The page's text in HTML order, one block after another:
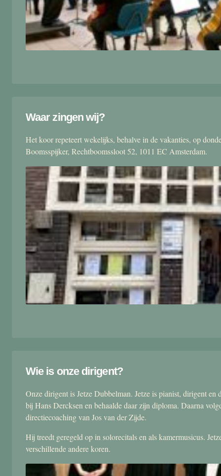
Waar zingen wij?
Het koor repeteert wekelijks, behalve in de vakanties, op
Boomsspijker, Rechtboomssloot 52, 1011 EC Amsterdam.
Wie is onze dirigent?
Onze dirigent is Jetze Dubbelman. Jetze is pianist, dirigent
bij Hans Dercksen en behaalde daar zijn diploma. Daarna
directiecoaching van Jos van der Zijde.
Hij treedt geregeld op in solorecitals en als kamermusicus.
verschillende andere koren.